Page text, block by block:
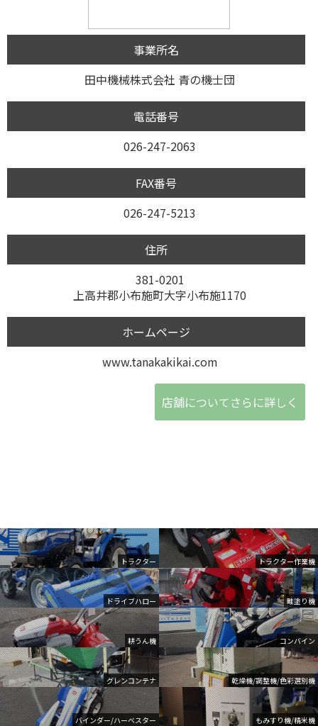
トラクター トラクター作業機
ドライブハロー 畦塗り機
耕うん機 コンバイン
グレンコンテナ 乾燥機/調整機/色彩選別機
バインダー/ハーベスター もみすり機/精米機
事業所名
田中機械株式会社 青の機士団
電話番号
026-247-2063
FAX番号
026-247-5213
住所
381-0201
上高井郡小布施町大字小布施1170
ホームページ
www.tanakakikai.com
店舗についてさらに詳しく